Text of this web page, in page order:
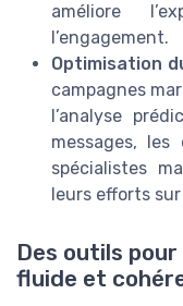
améliore
l’engagement.
Optimisation
campagnes
l’analyse
messages,
spécialistes
leurs efforts
Des outils
fluide et